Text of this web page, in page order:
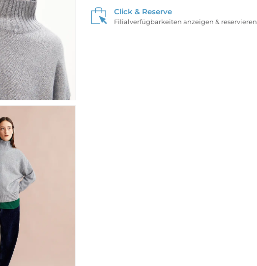
Click & Reserve
Filialverfügbarkeiten anzeigen & reservieren